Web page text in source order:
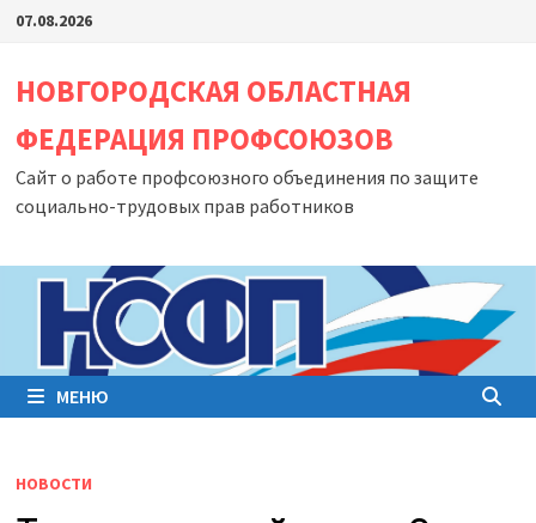
Перейти
содержимому
07.08.2026
НОВГОРОДСКАЯ ОБЛАСТНАЯ
ФЕДЕРАЦИЯ ПРОФСОЮЗОВ
Сайт о работе профсоюзного объединения по защите
социально-трудовых прав работников
МЕНЮ
НОВОСТИ